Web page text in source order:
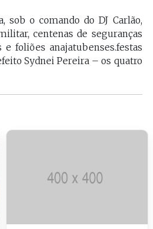
sob o comando do DJ Carlão,
centenas de seguranças
foliões anajatubenses.festas
Sydnei Pereira – os quatro